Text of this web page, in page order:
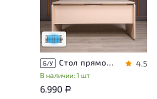
присутствовать
незначительные следы
эксплуатации
Низкая степень износа
Б/У Стол прямоугольный Accord ДСП Дуб Россия
В наличии: 1 шт
4.5
6.990 Р